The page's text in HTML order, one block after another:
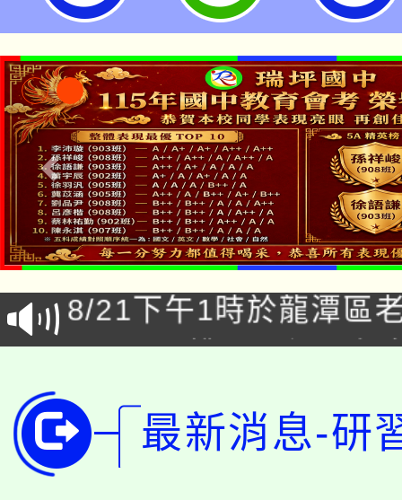
公告本校115學年度第
代理(課)教師甄選結果
告(尚有缺額)
「本色祭」8/29、30在
場熱烈登場!
8/21下午1時於龍潭區
徵才活動。
YOUNG桃局內行報名
開!
115年桃園市運動會8/
桃園市低收入戶享有免
最新消息-研